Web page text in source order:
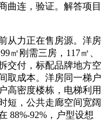
曲连，验证。解答项目
力正在售房源。洋房
㎡刚需三房，117㎡、
交付，标配品牌地方空
取成本。洋房同一梯户
高密度楼栋，电梯利用
短，公共走廊空间宽阔
88%-92%，户型设想